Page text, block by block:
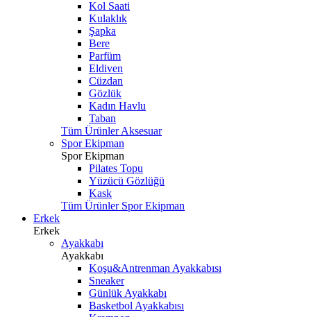
Kol Saati
Kulaklık
Şapka
Bere
Parfüm
Eldiven
Cüzdan
Gözlük
Kadın Havlu
Taban
Tüm Ürünler Aksesuar
Spor Ekipman
Spor Ekipman
Pilates Topu
Yüzücü Gözlüğü
Kask
Tüm Ürünler Spor Ekipman
Erkek
Erkek
Ayakkabı
Ayakkabı
Koşu&Antrenman Ayakkabısı
Sneaker
Günlük Ayakkabı
Basketbol Ayakkabısı